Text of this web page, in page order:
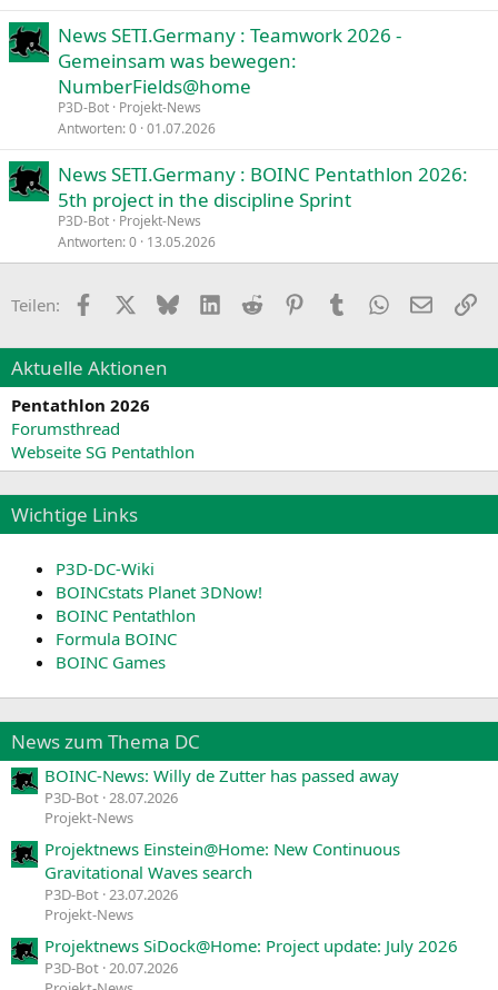
News SETI.Germany : Teamwork 2026 -
Gemeinsam was bewegen:
NumberFields@home
P3D-Bot Projekt-News
Antworten 0 01.07.2026
News SETI.Germany : BOINC Pentathlon 2026:
5th project in the discipline Sprint
P3D-Bot Projekt-News
Antworten 0 13.05.2026
Teilen: Facebook BlueskyLinkedIn
Reddit PinterestTumblr WhatsApp
E-Mail
Aktuelle Aktionen
Pentathlon 2026
Forumsthread
Webseite SG Pentathlon
Wichtige Links
P3D-DC-Wiki
BOINCstats Planet 3DNow!
BOINC Pentathlon
Formula BOINC
BOINC Games
News zum Thema DC
BOINC-News: Willy de Zutter has passed away
P3D-Bot 28.07.2026
Projekt-News
Projektnews Einstein@Home: New Continuous
Gravitational Waves search
P3D-Bot 23.07.2026
Projekt-News
Projektnews SiDock@Home: Project update: July 2026
P3D-Bot 20.07.2026